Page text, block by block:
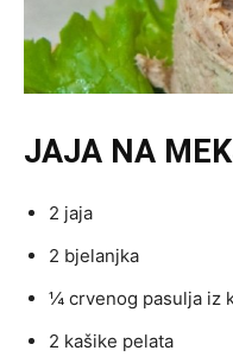
JAJA NA
2 jaja
2 bjelanjka
¼ crvenog pasulja iz
2 kašike pelata